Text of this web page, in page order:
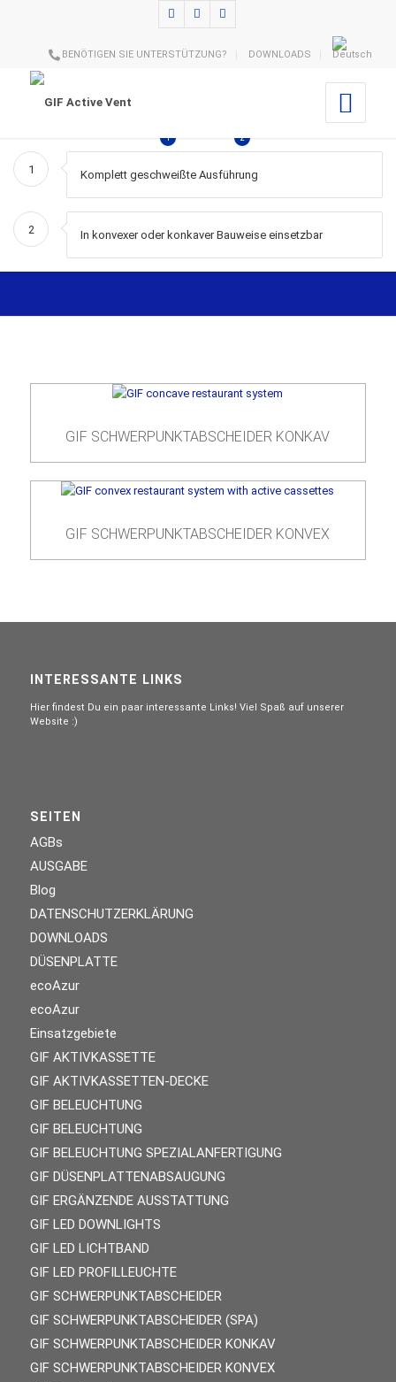
BENÖTIGEN SIE UNTERSTÜTZUNG? DOWNLOADS
1 2
1 Komplett geschweißte Ausführung
2 In konvexer oder konkaver Bauweise einsetzbar
GIF SCHWERPUNKTABSCHEIDER KONKAV
GIF SCHWERPUNKTABSCHEIDER KONVEX
LANGLEBIGKEIT
INTERESSANTE LINKS
Hier findest Du ein paar interessante Links! Viel Spaß auf unserer
Website :)
SEITEN
AGBs
AUSGABE
Blog
DATENSCHUTZERKLÄRUNG
DOWNLOADS
DÜSENPLATTE
ecoAzur
ecoAzur
Einsatzgebiete
GIF AKTIVKASSETTE
GIF AKTIVKASSETTEN-DECKE
GIF BELEUCHTUNG
GIF BELEUCHTUNG
GIF BELEUCHTUNG SPEZIALANFERTIGUNG
GIF DÜSENPLATTENABSAUGUNG
GIF ERGÄNZENDE AUSSTATTUNG
GIF LED DOWNLIGHTS
GIF LED LICHTBAND
GIF LED PROFILLEUCHTE
GIF SCHWERPUNKTABSCHEIDER
GIF SCHWERPUNKTABSCHEIDER (SPA)
GIF SCHWERPUNKTABSCHEIDER KONKAV
GIF SCHWERPUNKTABSCHEIDER KONVEX